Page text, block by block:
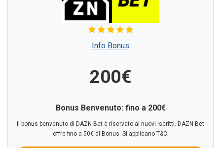
Info Bonus
200€
Bonus Benvenuto: fino a 200€
Il bonus benvenuto di DAZN Bet è riservato ai nuovi iscritti. DAZN Bet
offre fino a 50€ di Bonus. Si applicano T&C.